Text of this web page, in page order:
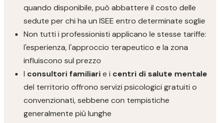
quando disponibile, può abbattere il costo delle
sedute per chi ha un ISEE entro determinate soglie
Non tutti i professionisti applicano le stesse tariffe:
l'esperienza, l'approccio terapeutico e la zona
influiscono sul prezzo
I consultori familiarie i centri di salute mentale
del territorio offrono servizi psicologici gratuiti o
convenzionati, sebbene con tempistiche
generalmente più lunghe